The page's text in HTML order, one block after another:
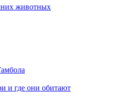
животных
и где они обитают